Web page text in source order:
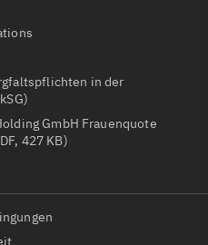
in der
GmbH Frauenquote
427 KB)